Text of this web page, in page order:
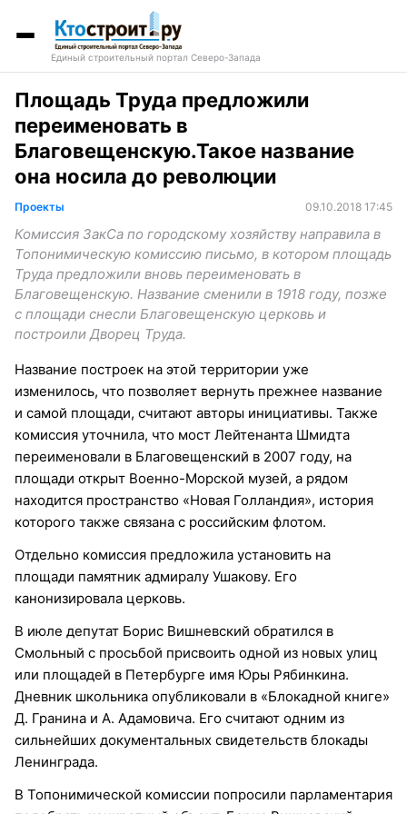
Единый строительный портал Северо-Запада
Площадь Труда предложили
переименовать в
Благовещенскую.Такое название
она носила до революции
Проекты 09.10.2018 17:45
Комиссия ЗакСа по городскому хозяйству направила в
Топонимическую комиссию письмо, в котором площадь
Труда предложили вновь переименовать в
Благовещенскую. Название сменили в 1918 году, позже
с площади снесли Благовещенскую церковь и
построили Дворец Труда.
Название построек на этой территории уже
изменилось, что позволяет вернуть прежнее название
и самой площади, считают авторы инициативы. Также
комиссия уточнила, что мост Лейтенанта Шмидта
переименовали в Благовещенский в 2007 году, на
площади открыт Военно-Морской музей, а рядом
находится пространство «Новая Голландия», история
которого также связана с российским флотом.
Отдельно комиссия предложила установить на
площади памятник адмиралу Ушакову. Его
канонизировала церковь.
В июле депутат Борис Вишневский обратился в
Смольный с просьбой присвоить одной из новых улиц
или площадей в Петербурге имя Юры Рябинкина.
Дневник школьника опубликовали в «Блокадной книге»
Д. Гранина и А. Адамовича. Его считают одним из
сильнейших документальных свидетельств блокады
Ленинграда.
В Топонимической комиссии попросили парламентария